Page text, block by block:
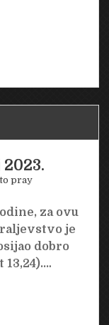
pray
za ovu
je
dobro